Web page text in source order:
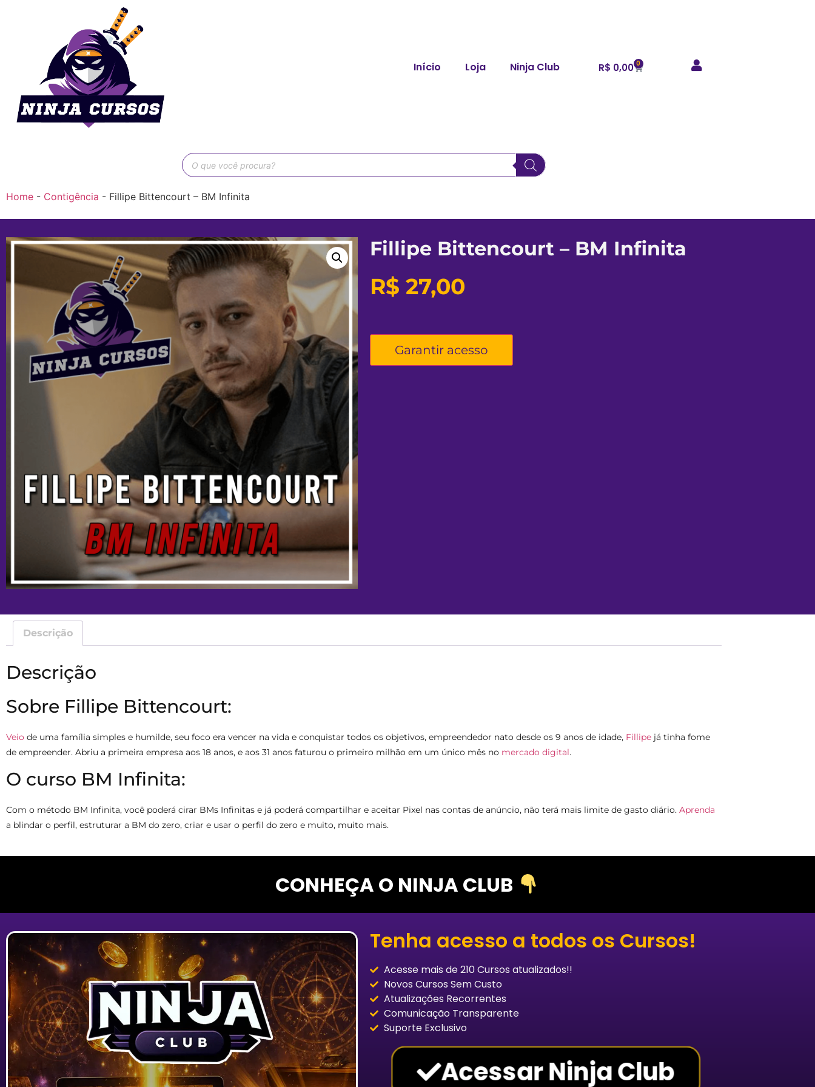
Início Loja Ninja Club R$ 0,00 0
Home - Contigência - Fillipe Bittencourt – BM Infinita
Fillipe Bittencourt – BM Infinita
R$ 27,00
Garantir acesso
Descrição
Descrição
Sobre Fillipe Bittencourt:
Veio de uma família simples e humilde, seu foco era vencer na vida e conquistar todos os objetivos, empreendedor nato desde os 9 anos de idade, Fillipe já tinha fome
de empreender. Abriu a primeira empresa aos 18 anos, e aos 31 anos faturou o primeiro milhão em um único mês no mercado digital.
O curso BM Infinita:
Com o método BM Infinita, você poderá cirar BMs Infinitas e já poderá compartilhar e aceitar Pixel nas contas de anúncio, não terá mais limite de gasto diário. Aprenda
a blindar o perfil, estruturar a BM do zero, criar e usar o perfil do zero e muito, muito mais.
CONHEÇA O NINJA CLUB
Tenha acesso a todos os Cursos!
Acesse mais de 210 Cursos atualizados!!
Novos Cursos Sem Custo
Atualizações Recorrentes
Comunicação Transparente
Suporte Exclusivo
Acessar Ninja Club